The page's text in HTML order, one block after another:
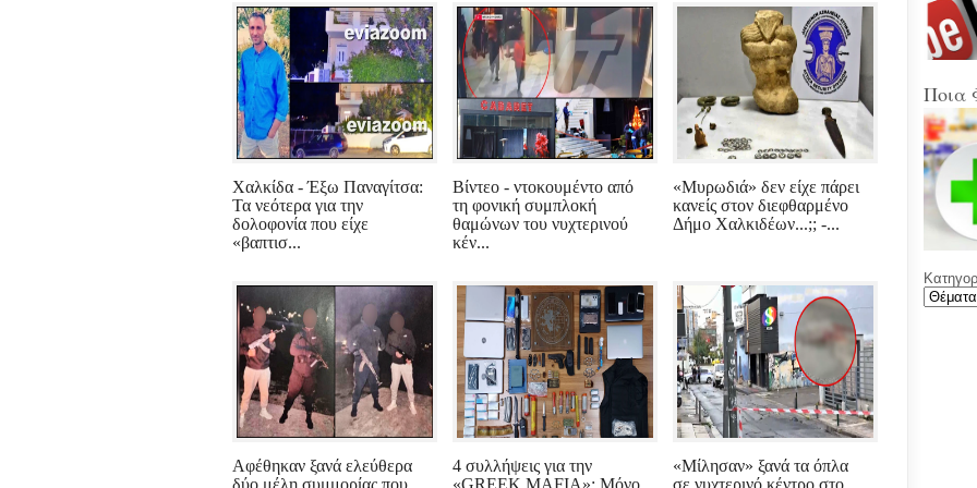
Χαλκίδα - Έξω Παναγίτσα:
Τα νεότερα για την
δολοφονία που είχε
«βαπτισ...
Βίντεο - ντοκουμέντο από
τη φονική συμπλοκή
θαμώνων του νυχτερινού
κέν...
«Μυρωδιά» δεν είχε πάρει
κανείς στον διεφθαρμένο
Δήμο Χαλκιδέων...;; -...
Αφέθηκαν ξανά ελεύθερα
δύο μέλη συμμορίας που
4 συλλήψεις για την
«GREEK MAFIA»: Μόνο
«Μίλησαν» ξανά τα όπλα
σε νυχτερινό κέντρο στο
την
Ποια